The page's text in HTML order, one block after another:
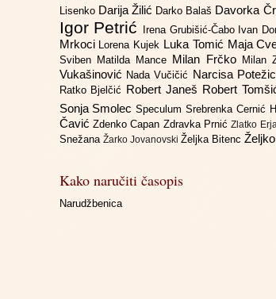
Lisenko Darija Žilić Darko Balaš Davorka
Igor Petrić Irena Grubišić-Čabo Ivan
Mrkoci Lorena Kujek Luka Tomić Maja
Sviben Matilda Mance Milan Frčko Milan
Vukašinović Nada Vučičić Narcisa
Ratko Bjelčić Robert Janeš Robert
Sonja SmolecSpeculumSrebrenka Cernić
Čavić Zdenko Capan Zdravka PrnićZlatko
Snežana Žarko Jovanovski Željka Bitenc
Kako naručiti časopis
Narudžbenica